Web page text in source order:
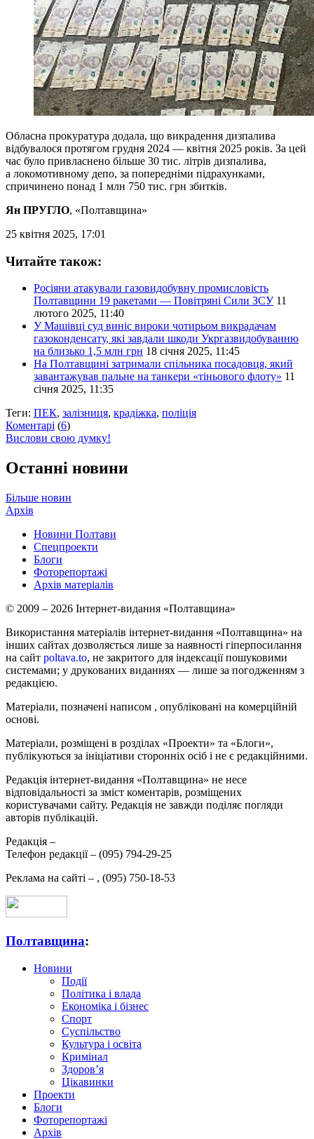
Обласна прокуратура додала, що викрадення дизпалива
відбувалося протягом грудня 2024 — квітня 2025 років. За цей
час було привласнено більше 30 тис. літрів дизпалива,
а локомотивному депо, за попередніми підрахунками,
спричинено понад 1 млн 750 тис. грн збитків.
Ян ПРУГЛО, «Полтавщина»
25 квітня 2025, 17:01
Читайте також:
Росіяни атакували газовидобувну промисловість
Полтавщини 19 ракетами — Повітряні Сили ЗСУ 11
лютого 2025, 11:40
У Машівці суд виніс вироки чотирьом викрадачам
газоконденсату, які завдали шкоди Укргазвидобуванню
на близько 1,5 млн грн 18 січня 2025, 11:45
На Полтавщині затримали спільника посадовця, який
завантажував пальне на танкери «тіньового флоту» 11
січня 2025, 11:35
Теги: ПЕК, залізниця, крадіжка, поліція
Коментарі (6)
Вислови свою думку!
Останні новини
Більше новин
Архів
Новини Полтави
Спецпроекти
Блоги
Фоторепортажі
Архів матеріалів
© 2009 – 2026 Інтернет-видання «Полтавщина»
Використання матеріалів інтернет-видання «Полтавщина» на
інших сайтах дозволяється лише за наявності гіперпосилання
на сайт poltava.to, не закритого для індексації пошуковими
системами; у друкованих виданнях — лише за погодженням з
редакцією.
Матеріали, позначені написом , опубліковані на комерційній
основі.
Матеріали, розміщені в розділах «Проекти» та «Блоги»,
публікуються за ініціативи сторонніх осіб і не є редакційними.
Редакція інтернет-видання «Полтавщина» не несе
відповідальності за зміст коментарів, розміщених
користувачами сайту. Редакція не завжди поділяє погляди
авторів публікацій.
Редакція –
Телефон редакції – (095) 794-29-25
Реклама на сайті – , (095) 750-18-53
Полтавщина:
Новини
Події
Політика і влада
Економіка і бізнес
Спорт
Суспільство
Культура і освіта
Кримінал
Здоров’я
Цікавинки
Проекти
Блоги
Фоторепортажі
Архів